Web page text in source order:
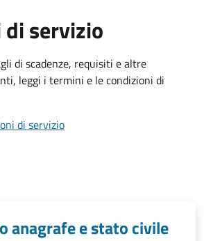
servizio
di scadenze, requisiti e altre
leggi i termini e le condizioni di
di servizio
anagrafe e stato civile